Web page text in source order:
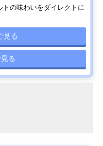
トの味わいをダイレクトに
見る
る